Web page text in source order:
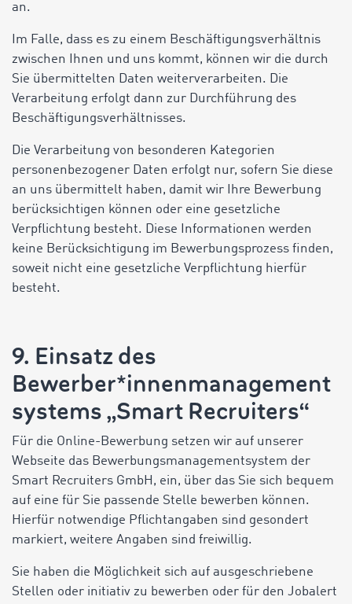
an.
Im Falle, dass es zu einem Beschäftigungsverhältnis
zwischen Ihnen und uns kommt, können wir die durch
Sie übermittelten Daten weiterverarbeiten. Die
Verarbeitung erfolgt dann zur Durchführung des
Beschäftigungsverhältnisses.
Die Verarbeitung von besonderen Kategorien
personenbezogener Daten erfolgt nur, sofern Sie diese
an uns übermittelt haben, damit wir Ihre Bewerbung
berücksichtigen können oder eine gesetzliche
Verpflichtung besteht. Diese Informationen werden
keine Berücksichtigung im Bewerbungsprozess finden,
soweit nicht eine gesetzliche Verpflichtung hierfür
besteht.
9. Einsatz des
Bewerber*innenmanagement
systems „Smart Recruiters“
Für die Online-Bewerbung setzen wir auf unserer
Webseite das Bewerbungsmanagementsystem der
Smart Recruiters GmbH, ein, über das Sie sich bequem
auf eine für Sie passende Stelle bewerben können.
Hierfür notwendige Pflichtangaben sind gesondert
markiert, weitere Angaben sind freiwillig.
Sie haben die Möglichkeit sich auf ausgeschriebene
Stellen oder initiativ zu bewerben oder für den Jobalert